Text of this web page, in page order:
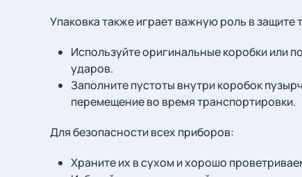
Упаковка также играет важную роль в защите
Используйте оригинальные коробки или
ударов.
Заполните пустоты внутри коробок
перемещение во время транспортировки.
Для безопасности всех приборов:
Храните их в сухом и хорошо